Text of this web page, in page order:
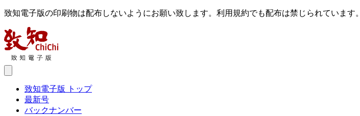
致知電子版の印刷物は配布しないようにお願い致します。利用規約でも配布は禁じられています。
致知電子版 トップ
最新号
バックナンバー